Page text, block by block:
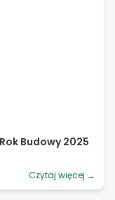
Budowy 2025
Czytaj więcej →